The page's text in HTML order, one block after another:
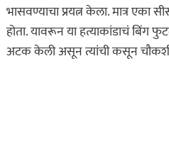
भासवण्याचा प्रयत्न केला. मात्र एका
होता. यावरून या हत्याकांडाचं बिंग
अटक केली असून त्यांची कसून